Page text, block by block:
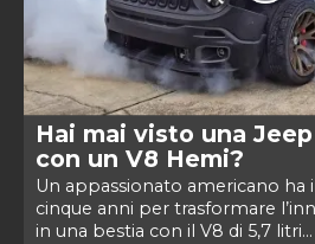
Hai mai visto una
con un V8 Hemi?
Un appassionato americano ha
cinque anni per trasformare
in una bestia con il V8 di 5,7 litri...